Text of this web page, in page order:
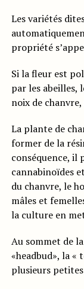
Les variétés
propriété
Si la fleur est
par les abeilles,
noix de
La plante de
former de la
conséquence, il
cannabinoïdes
du chanvre, le
mâles et
la culture en
Au sommet de
«headbud», la «
plusieurs